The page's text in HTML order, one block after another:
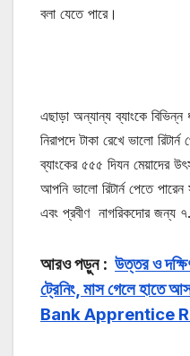
বলা যেতে পারে।
এছাড়া অন্যান্য ব্যাংকে
নিরাপদে টাকা রেখে ভালো
ব্যাংকের ৫৫৫ দিযন মেয়াদের
আপনি ভালো রিটার্ন পেতে
এবং প্রবীণ নাগরিকদোর জন্য
আরও পড়ুন : উত্তর ও
ট্রেনিং, মাস গেলে হাতে
Bank Apprentice